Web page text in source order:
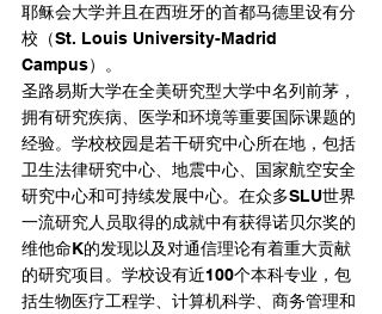
耶稣会大学并且在西班牙的首都马德里设有分
校（St. Louis University-Madrid
Campus）。
圣路易斯大学在全美研究型大学中名列前茅，
拥有研究疾病、医学和环境等重要国际课题的
经验。学校校园是若干研究中心所在地，包括
卫生法律研究中心、地震中心、国家航空安全
研究中心和可持续发展中心。在众多SLU世界
一流研究人员取得的成就中有获得诺贝尔奖的
维他命K的发现以及对通信理论有着重大贡献
的研究项目。学校设有近100个本科专业，包
括生物医疗工程学、计算机科学、商务管理和